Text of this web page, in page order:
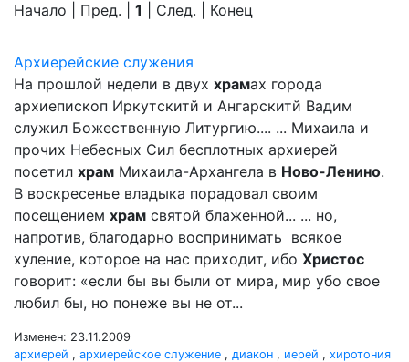
Начало | Пред. | 1 | След. | Конец
Архиерейские служения
На прошлой недели в двух храмах города
архиепископ Иркутскитй и Ангарскитй Вадим
служил Божественную Литургию.... ... Михаила и
прочих Небесных Сил бесплотных архиерей
посетил храм Михаила-Архангела в Ново-Ленино.
В воскресенье владыка порадовал своим
посещением храм святой блаженной... ... но,
напротив, благодарно воспринимать всякое
хуление, которое на нас приходит, ибо Христос
говорит: «если бы вы были от мира, мир убо свое
любил бы, но понеже вы не от...
Изменен: 23.11.2009
архиерей , архиерейское служение , диакон , иерей , хиротония